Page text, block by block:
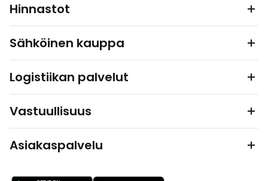
Hinnastot
Sähköinen kauppa
Logistiikan palvelut
Vastuullisuus
Asiakaspalvelu